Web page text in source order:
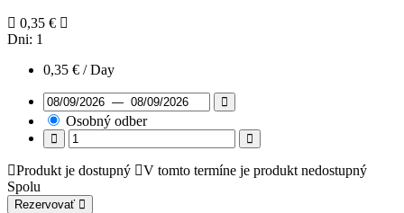
0,35 €
Dni: 1
0,35 € / Day
Osobný odber
Produkt je dostupný
V tomto termíne je produkt nedostupný
Spolu
Rezervovať